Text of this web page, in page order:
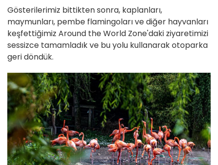
Gösterilerimiz bittikten sonra, kaplanları,
maymunları, pembe flamingoları ve diğer hayvanları
keşfettiğimiz Around the World Zone'daki ziyaretimizi
sessizce tamamladık ve bu yolu kullanarak otoparka
geri döndük.